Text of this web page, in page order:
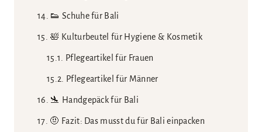
👟 Schuhe für Bali
🛀 Kulturbeutel für Hygiene & Kosmetik
Pflegeartikel für Frauen
Pflegeartikel für Männer
🛬 Handgepäck für Bali
🤨 Fazit: Das musst du für Bali einpacken